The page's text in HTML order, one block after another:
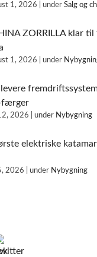
1, 2026 |underSalg og
ZORRILLA klar
1, 2026 |under
færger
2026 |under Nybygning
elektriske
2026 |under Nybygning